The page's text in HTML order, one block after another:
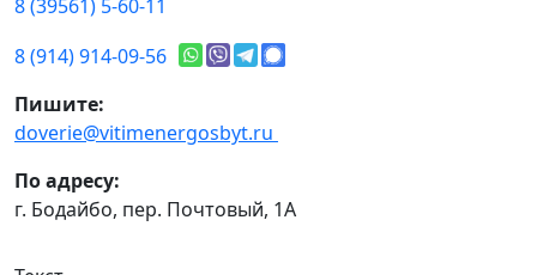
8 (39561) 5-60-11
8 (914) 914-09-56
Пишите:
doverie@vitimenergosbyt.ru
По адресу:
г. Бодайбо, пер. Почтовый, 1А